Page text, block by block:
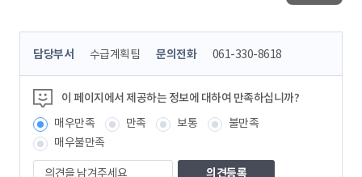
콘
츠
정
보
책
임
자
담당부서 수급계획팀 문의전화 061-330-8618
이 페이지에서 제공하는 정보에 대하여 만족하십니까?
매우만족
만족 보통
불만족
매우불만족
의